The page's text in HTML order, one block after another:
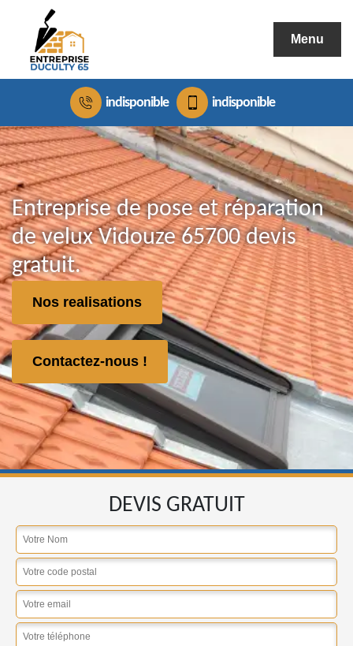
Menu
indisponible indisponible
Entreprise de pose et réparation
de velux Vidouze 65700 devis
gratuit.
Nos realisations
Contactez-nous !
DEVIS GRATUIT